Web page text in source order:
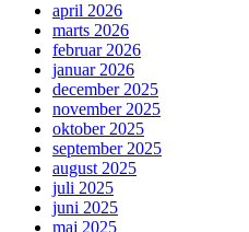
april 2026
marts 2026
februar 2026
januar 2026
december 2025
november 2025
oktober 2025
september 2025
august 2025
juli 2025
juni 2025
maj 2025